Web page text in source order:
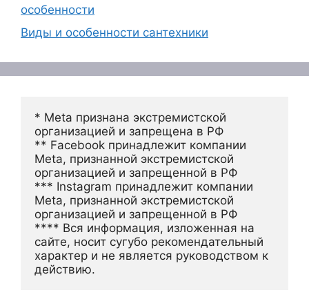
особенности
Виды и особенности сантехники
* Meta признана экстремистской
организацией и запрещена в РФ
** Facebook принадлежит компании
Meta, признанной экстремистской
организацией и запрещенной в РФ
*** Instagram принадлежит компании
Meta, признанной экстремистской
организацией и запрещенной в РФ
**** Вся информация, изложенная на
сайте, носит сугубо рекомендательный
характер и не является руководством к
действию.